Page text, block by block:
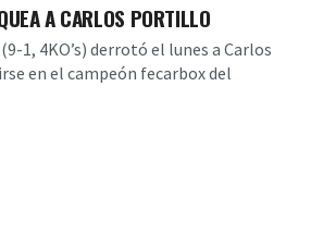
A CARLOS PORTILLO
1, 4KO’s) derrotó el lunes a Carlos
en el campeón fecarbox del